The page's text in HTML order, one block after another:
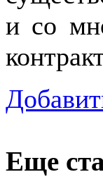
и со
Еще